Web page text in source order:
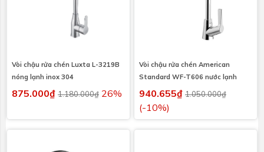
Vòi chậu rửa chén Luxta L-3219B
nóng lạnh inox 304
875.000₫ 1.180.000₫ 26%
Vòi chậu rửa chén American
Standard WF-T606 nước lạnh
940.655₫ 1.050.000₫
(-10%)